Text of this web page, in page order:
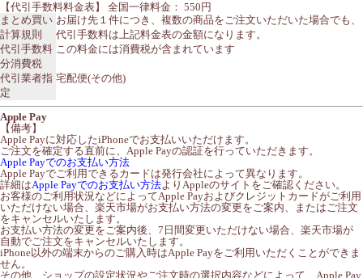
【代引手数料料金表】 全国一律料金： 550円
まとめ買い
計算規則
お届け先１件につき、複数の商品をご注文いただいた場合でも、
代引手数料は上記料金表の金額になります。
代引手数料
分消費税
この料金には消費税が含まれています
代引業者指
定
宅配便(その他)
Apple Pay
【備考】
Apple Payに対応したiPhoneでお支払いいただけます。
ご注文を確定する直前に、Apple Payの認証を行っていただきます。
Apple Payでのお支払い方法
Apple Payでご利用できるカードは発行会社によって異なります。
詳細はApple Payでのお支払い方法よりAppleのサイトをご確認ください。
お客様のご利用状況などによってApple Payおよびクレジットカードがご利用
いただけない場合、楽天市場がお支払い方法の変更をご案内、またはご注文
をキャンセルいたします。
お支払い方法の変更をご案内後、7日間変更いただけない場合、楽天市場が
自動でご注文をキャンセルいたします。
iPhone以外の端末からのご購入時はApple Payをご利用いただくことができま
せん。
その他、ショップの設定状況やご注文時の選択内容などによって、Apple Pay